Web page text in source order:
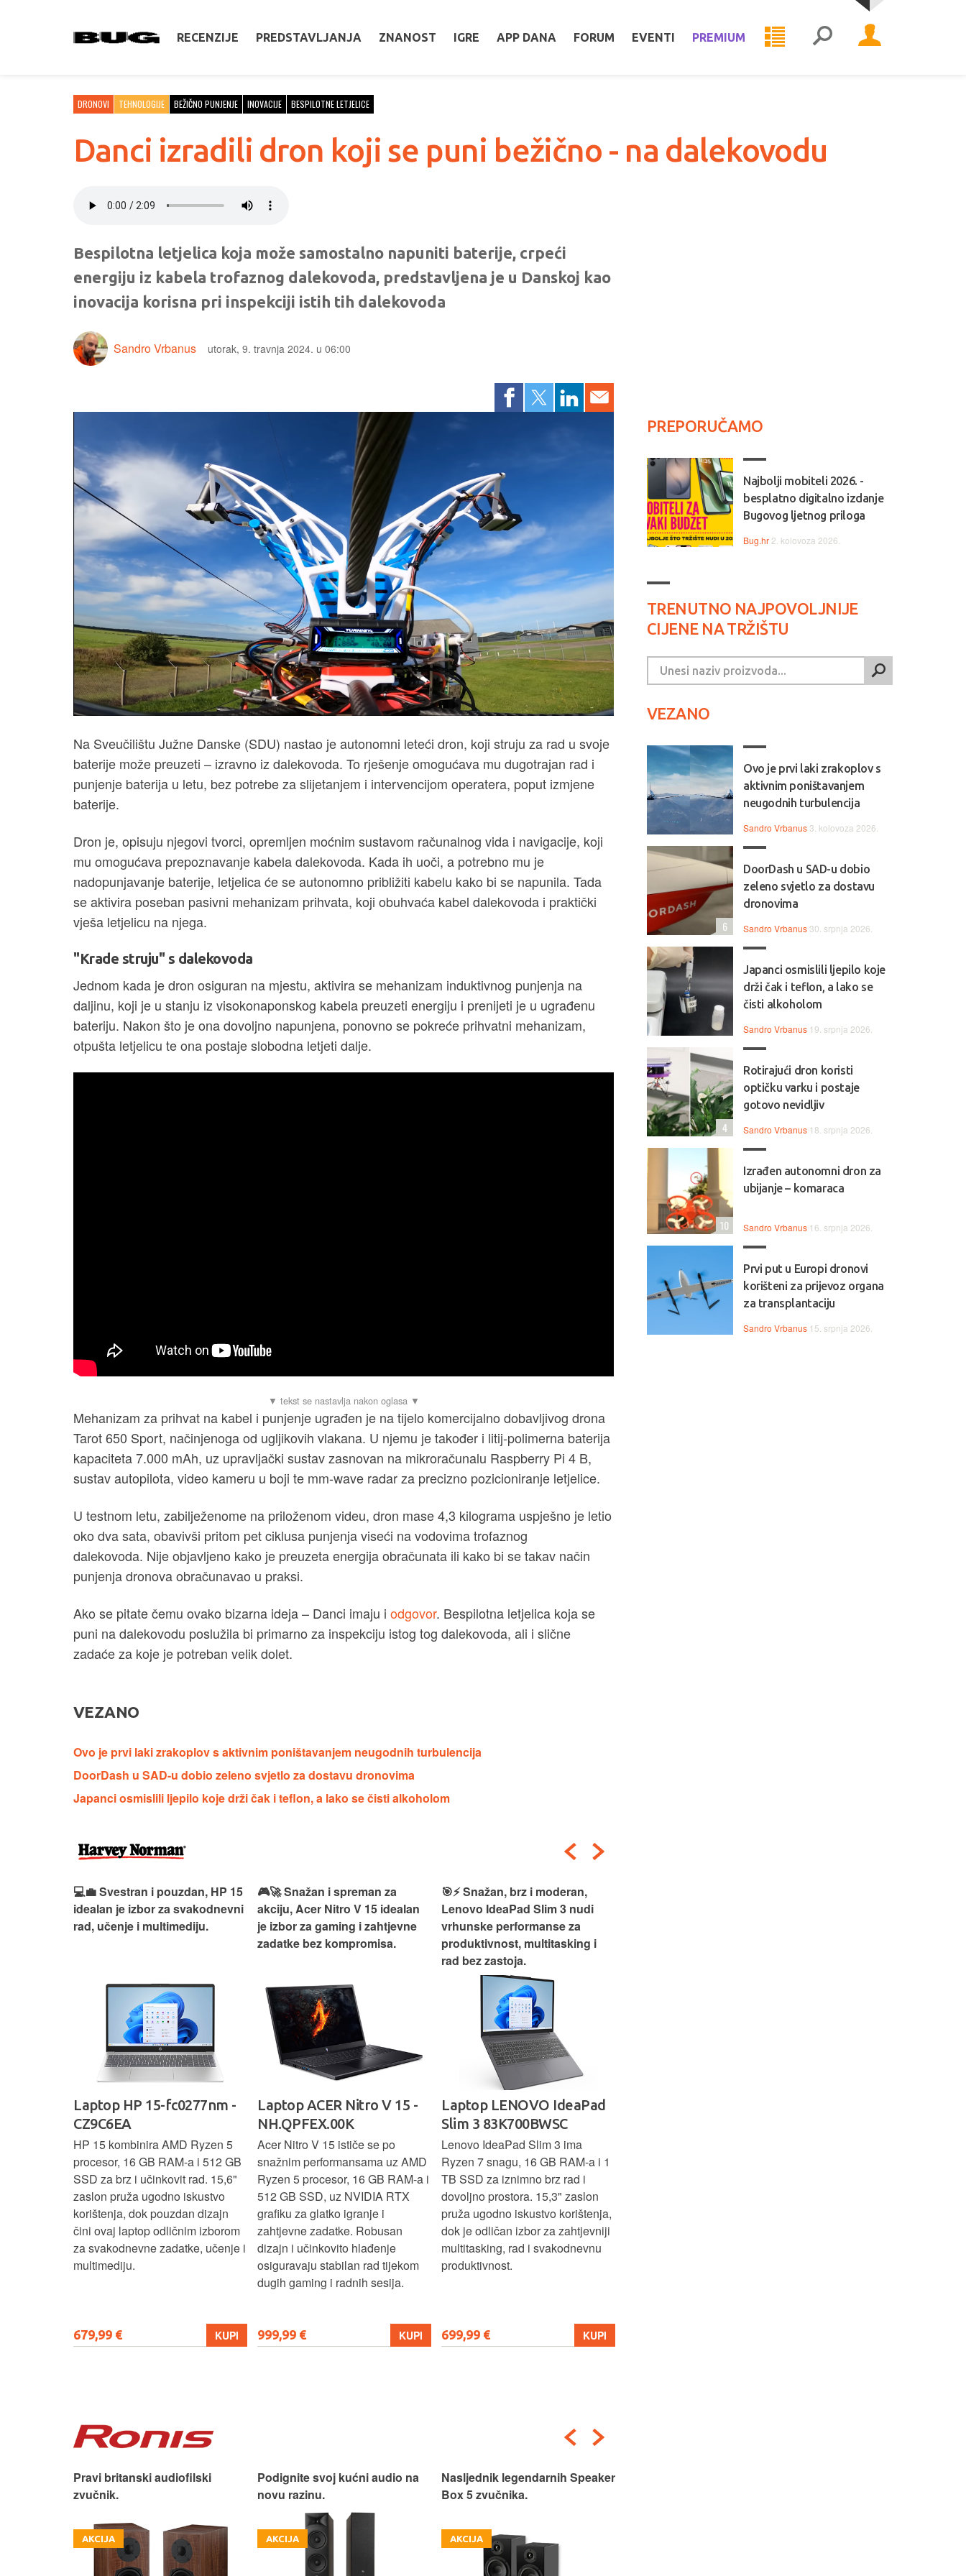
RECENZIJE PREDSTAVLJANJA ZNANOST IGRE APP DANA FORUM EVENTI PREMIUM
DRONOVI TEHNOLOGIJE BEŽIČNO PUNJENJE INOVACIJE BESPILOTNE LETJELICE
Danci izradili dron koji se puni bežično - na dalekovodu
Bespilotna letjelica koja može samostalno napuniti baterije, crpeći
energiju iz kabela trofaznog dalekovoda, predstavljena je u Danskoj kao
inovacija korisna pri inspekciji istih tih dalekovoda
Sandro Vrbanus utorak, 9. travnja 2024. u 06:00
Na Sveučilištu Južne Danske (SDU) nastao je autonomni leteći dron, koji struju za rad u svoje
baterije može preuzeti – izravno iz dalekovoda. To rješenje omogućava mu dugotrajan rad i
punjenje baterija u letu, bez potrebe za slijetanjem i intervencijom operatera, poput izmjene
baterije.
Dron je, opisuju njegovi tvorci, opremljen moćnim sustavom računalnog vida i navigacije, koji
mu omogućava prepoznavanje kabela dalekovoda. Kada ih uoči, a potrebno mu je
nadopunjavanje baterije, letjelica će se autonomno približiti kabelu kako bi se napunila. Tada
se aktivira poseban pasivni mehanizam prihvata, koji obuhvaća kabel dalekovoda i praktički
vješa letjelicu na njega.
"Krade struju" s dalekovoda
Jednom kada je dron osiguran na mjestu, aktivira se mehanizam induktivnog punjenja na
daljinu, koji je u stanju iz visokonaponskog kabela preuzeti energiju i prenijeti je u ugrađenu
bateriju. Nakon što je ona dovoljno napunjena, ponovno se pokreće prihvatni mehanizam,
otpušta letjelicu te ona postaje slobodna letjeti dalje.
Mehanizam za prihvat na kabel i punjenje ugrađen je na tijelo komercijalno dobavljivog drona
Tarot 650 Sport, načinjenoga od ugljikovih vlakana. U njemu je također i litij-polimerna baterija
kapaciteta 7.000 mAh, uz upravljački sustav zasnovan na mikroračunalu Raspberry Pi 4 B,
sustav autopilota, video kameru u boji te mm-wave radar za precizno pozicioniranje letjelice.
U testnom letu, zabilježenome na priloženom videu, dron mase 4,3 kilograma uspješno je letio
oko dva sata, obavivši pritom pet ciklusa punjenja viseći na vodovima trofaznog
dalekovoda. Nije objavljeno kako je preuzeta energija obračunata ili kako bi se takav način
punjenja dronova obračunavao u praksi.
Ako se pitate čemu ovako bizarna ideja – Danci imaju i odgovor. Bespilotna letjelica koja se
puni na dalekovodu poslužila bi primarno za inspekciju istog tog dalekovoda, ali i slične
zadaće za koje je potreban velik dolet.
VEZANO
Ovo je prvi laki zrakoplov s aktivnim poništavanjem neugodnih turbulencija
DoorDash u SAD-u dobio zeleno svjetlo za dostavu dronovima
Japanci osmislili ljepilo koje drži čak i teflon, a lako se čisti alkoholom
💻💼 Svestran i pouzdan, HP 15
idealan je izbor za svakodnevni
rad, učenje i multimediju.
Laptop HP 15-fc0277nm -
CZ9C6EA
HP 15 kombinira AMD Ryzen 5
procesor, 16 GB RAM-a i 512 GB
SSD za brz i učinkovit rad. 15,6"
zaslon pruža ugodno iskustvo
korištenja, dok pouzdan dizajn
čini ovaj laptop odličnim izborom
za svakodnevne zadatke, učenje i
multimediju.
679,99 € KUPI
🎮🚀 Snažan i spreman za
akciju, Acer Nitro V 15 idealan
je izbor za gaming i zahtjevne
zadatke bez kompromisa.
Laptop ACER Nitro V 15 -
NH.QPFEX.00K
Acer Nitro V 15 ističe se po
snažnim performansama uz AMD
Ryzen 5 procesor, 16 GB RAM-a i
512 GB SSD, uz NVIDIA RTX
grafiku za glatko igranje i
zahtjevne zadatke. Robusan
dizajn i učinkovito hlađenje
osiguravaju stabilan rad tijekom
dugih gaming i radnih sesija.
999,99 € KUPI
🎯⚡ Snažan, brz i moderan,
Lenovo IdeaPad Slim 3 nudi
vrhunske performanse za
produktivnost, multitasking i
rad bez zastoja.
Laptop LENOVO IdeaPad
Slim 3 83K700BWSC
Lenovo IdeaPad Slim 3 ima
Ryzen 7 snagu, 16 GB RAM-a i 1
TB SSD za iznimno brz rad i
dovoljno prostora. 15,3" zaslon
pruža ugodno iskustvo korištenja,
dok je odličan izbor za zahtjevniji
multitasking, rad i svakodnevnu
produktivnost.
699,99 € KUPI
Pravi britanski audiofilski
zvučnik.
AKCIJA
Podignite svoj kućni audio na
novu razinu.
AKCIJA
Nasljednik legendarnih Speaker
Box 5 zvučnika.
AKCIJA
PREPORUČAMO
Najbolji mobiteli 2026. -
besplatno digitalno izdanje
Bugovog ljetnog priloga
Bug.hr 2. kolovoza 2026.
TRENUTNO NAJPOVOLJNIJE
CIJENE NA TRŽIŠTU
VEZANO
Ovo je prvi laki zrakoplov s
aktivnim poništavanjem
neugodnih turbulencija
Sandro Vrbanus 3. kolovoza 2026.
DoorDash u SAD-u dobio
zeleno svjetlo za dostavu
dronovima
Sandro Vrbanus 30. srpnja 2026.
6
Japanci osmislili ljepilo koje
drži čak i teflon, a lako se
čisti alkoholom
Sandro Vrbanus 19. srpnja 2026.
Rotirajući dron koristi
optičku varku i postaje
gotovo nevidljiv
Sandro Vrbanus 18. srpnja 2026.
4
Izrađen autonomni dron za
ubijanje – komaraca
Sandro Vrbanus 16. srpnja 2026.
10
Prvi put u Europi dronovi
korišteni za prijevoz organa
za transplantaciju
Sandro Vrbanus 15. srpnja 2026.